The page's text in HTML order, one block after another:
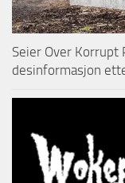
Seier Over
desinformasjon